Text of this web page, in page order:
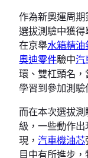
作為新奧運周
選拔測驗中獲
在京舉水箱精油
奧迪零件驗中汽
環、雙杠頭名
學習到參加測驗
而在本次選拔
級，一些動作
現， 汽車機油芯
目中有所進步，